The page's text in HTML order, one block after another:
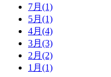
7月(1)
5月(1)
4月(4)
3月(3)
2月(2)
1月(1)